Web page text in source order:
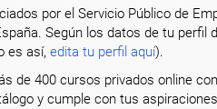
por el Servicio Público de
Según los datos de tu perfil
es así, edita tu perfil aquí).
de 400 cursos privados online
y cumple con tus